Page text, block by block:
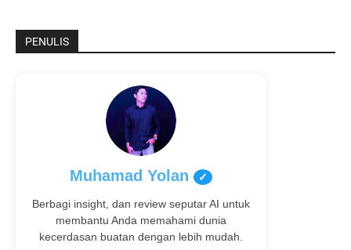
PENULIS
Muhamad Yolan ✓
Berbagi insight, dan review seputar AI untuk
membantu Anda memahami dunia
kecerdasan buatan dengan lebih mudah.